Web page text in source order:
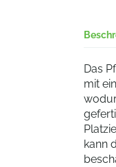
Das
mit
kann